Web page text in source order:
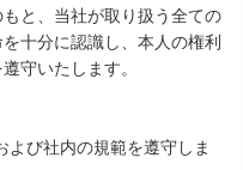
と、当社が取り扱う全ての
十分に認識し、本人の権利
守いたします。
よび社内の規範を遵守しま